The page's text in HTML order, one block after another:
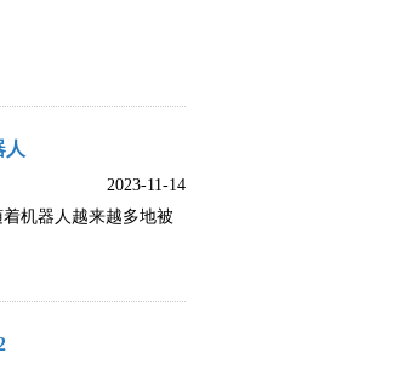
2023-11-14
机器人越来越多地被